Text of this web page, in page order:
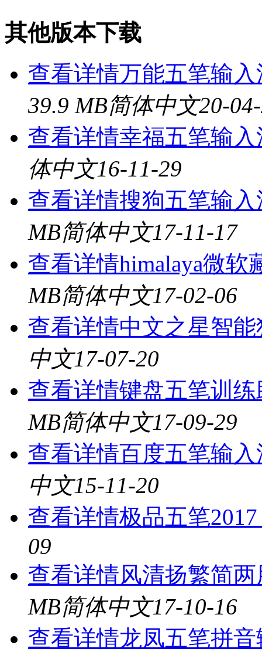
其他版本下载
查看详情万能五笔输入
39.9 MB简体中文20-
查看详情幸福五笔输入
体中文16-11-29
查看详情搜狗五笔输入
MB简体中文17-11-17
查看详情himalaya微软
MB简体中文17-02-06
查看详情中文之星智
中文17-07-20
查看详情键盘五笔训
MB简体中文17-09-29
查看详情百度五笔输入
中文15-11-20
查看详情极品五笔
09
查看详情风清扬繁简
MB简体中文17-10-16
查看详情龙凤五笔拼